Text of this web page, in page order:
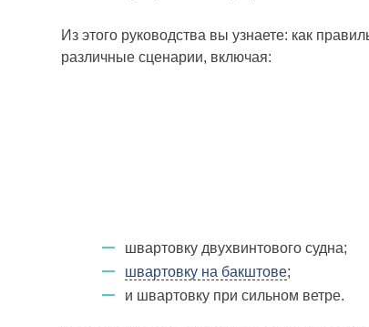
Из этого руководства вы узнаете: как
различные сценарии, включая:
швартовку двухвинтового судна;
швартовку на бакштове;
и швартовку при сильном ветре.